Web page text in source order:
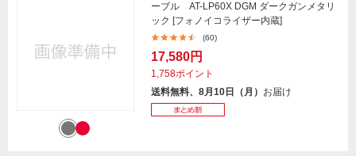
ーブル AT-LP60X DGM ダークガンメタリ
ック [フォノイコライザー内蔵]
(60)
17,580円
1,758ポイント
送料無料、8月10日（月） お届け